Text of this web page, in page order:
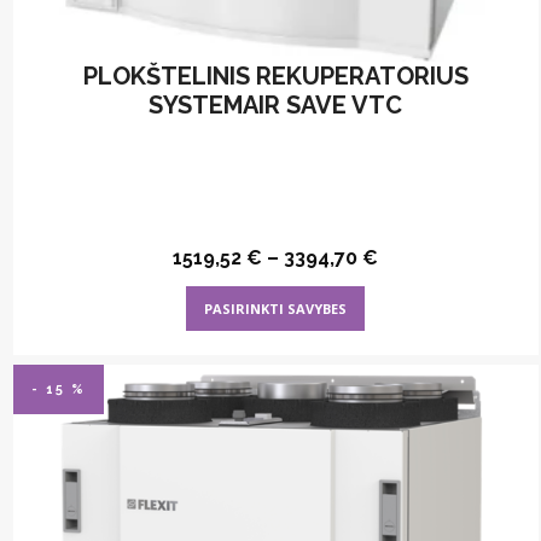
PLOKŠTELINIS REKUPERATORIUS
SYSTEMAIR SAVE VTC
1519,52 € – 3394,70 €
PASIRINKTI SAVYBES
product
multiple
variants.
options
- 15 %